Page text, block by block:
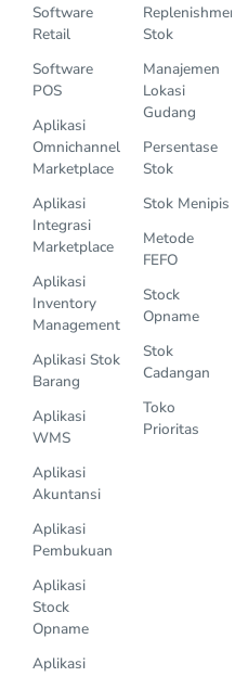
Software
Retail
Software
POS
Aplikasi
Omnichannel
Marketplace
Aplikasi
Integrasi
Marketplace
Aplikasi
Inventory
Management
Aplikasi Stok
Barang
Aplikasi
WMS
Aplikasi
Akuntansi
Aplikasi
Pembukuan
Aplikasi
Stock
Opname
Aplikasi
Replenishment
Stok
Manajemen
Lokasi
Gudang
Persentase
Stok
Stok Menipis
Metode
FEFO
Stock
Opname
Stok
Cadangan
Toko
Prioritas